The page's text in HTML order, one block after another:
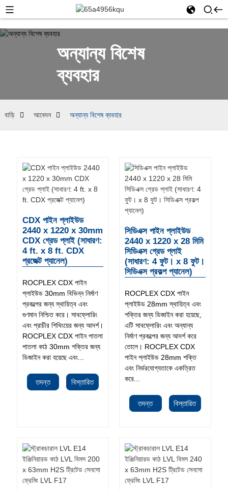
অন্যান্য বিশেষ
ব্যবহার
বাড়ি আবেদন অন্যান্য বিশেষ ব্যবহার
CDX পাইন প্লাইউড
2440 x 1220 x 30mm
CDX গ্রেড প্লাই (সাধারণ:
4 ft. x 8 ft. CDX
প্রজেক্ট প্যানেল)
ROCPLEX CDX পাইন
প্লাইউড 30mm বিভিন্ন নির্মাণ
প্রকল্পের জন্য স্থায়িত্ব এবং
গুণমান নিশ্চিত করে। সাবফ্লোরিং
এবং প্রাচীর শিথিংয়ের জন্য আদর্শ।
ROCPLEX CDX পাইন পাতলা
পাতলা কাঠ 30mm শক্তির জন্য
ডিজাইন করা হয়েছে এবং...
তদন্ত বিস্তারিত
সিডিএক্স পাইন প্লাইউড
2440 x 1220 x 28 মিমি
সিডিএক্স গ্রেড প্লাই
(সাধারণ: 4 ফুট। x 8 ফুট।
সিডিএক্স প্রকল্প প্যানেল)
ROCPLEX CDX পাইন
প্লাইউড 28mm স্থায়িত্ব এবং
শক্তির জন্য ডিজাইন করা হয়েছে,
এটি সাবফ্লোরিং এবং অন্যান্য
নির্মাণ প্রকল্পের জন্য আদর্শ করে
তোলে। ROCPLEX CDX
পাইন প্লাইউড 28mm শক্তি
এবং নির্ভরযোগ্যতাকে একত্রিত
করে...
তদন্ত বিস্তারিত